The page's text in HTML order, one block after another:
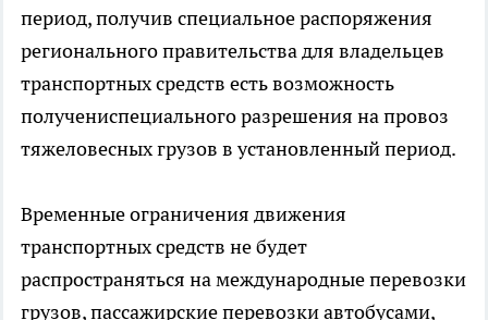
период, получив специальное распоряжения
регионального правительства для владельцев
транспортных средств есть возможность
получениспециального разрешения на провоз
тяжеловесных грузов в установленный период.
Временные ограничения движения
транспортных средств не будет
распространяться на международные перевозки
грузов, пассажирские перевозки автобусами,